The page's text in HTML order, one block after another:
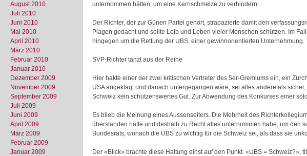
August 2010
Juli 2010
Juni 2010
Mai 2010
April 2010
März 2010
Februar 2010
Januar 2010
Dezember 2009
November 2009
September 2009
Juli 2009
Juni 2009
April 2009
März 2009
Februar 2009
Januar 2009
unternommen hätten, um eine Kernschmelze zu verhindern.
Der Richter, der zur Günen Partei gehört, strapazierte damit den
Plagen gedacht und sollte Leib und Leben vieler Menschen schützen. Im
hingegen um die Rettung der UBS, einer gewinnorientierten Unternehmung.
SVP-Richter tanzt aus der Reihe
Hier hakte einer der zwei kritischen Vertreter des 5er-Gremiums ein, ein
USA angeklagt und danach untergegangen wäre, sei alles andere als
Schweiz kein schützenswertes Gut. Zur Abwendung des Konkurses einer
Es blieb die Meinung eines Aussenseiters. Die Mehrheit des
überstanden hätte und deshalb zu Recht alles unternommen habe, um den
Bundesrats, wonach die UBS zu wichtig für die Schweiz sei, als dass sie
Der «Blick» brachte diese Haltung einst auf den Punkt. «UBS =